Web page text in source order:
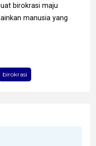
birokrasi maju
manusia yang
birokrasi